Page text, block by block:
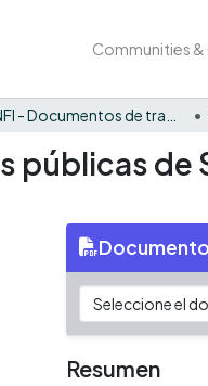
Communities
públicas
Resumen